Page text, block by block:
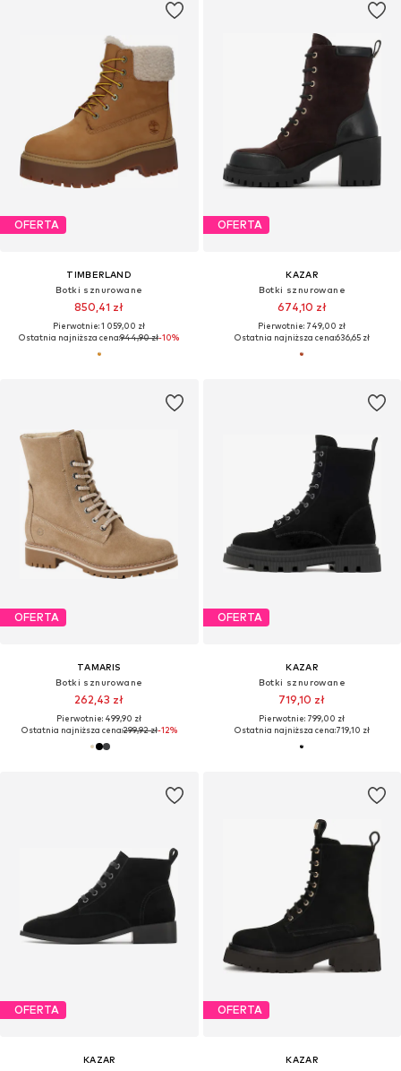
OFERTA
TIMBERLAND
Botki sznurowane
850,41 zł
Pierwotnie: 1 059,00 zł
Ostatnia najniższa cena:944,90 zł-10%
OFERTA
KAZAR
Botki sznurowane
674,10 zł
Pierwotnie: 749,00 zł
Ostatnia najniższa cena:636,65 zł
OFERTA
TAMARIS
Botki sznurowane
262,43 zł
Pierwotnie: 499,90 zł
Ostatnia najniższa cena:299,92 zł-12%
OFERTA
KAZAR
Botki sznurowane
719,10 zł
Pierwotnie: 799,00 zł
Ostatnia najniższa cena:719,10 zł
OFERTA
KAZAR
OFERTA
KAZAR